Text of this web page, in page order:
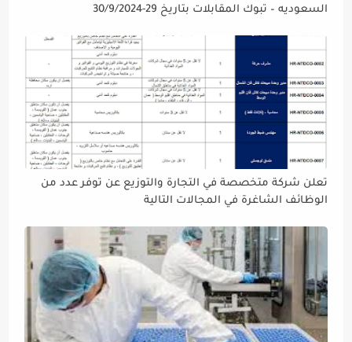
السعوديه – تبوك المقابلات بتاريخ 29-30/9/2024
تعلن شركة متخصصة في التجارة والتوزيع عن توفر عدد من
الوظائف الشاغرة في المجالات التالية